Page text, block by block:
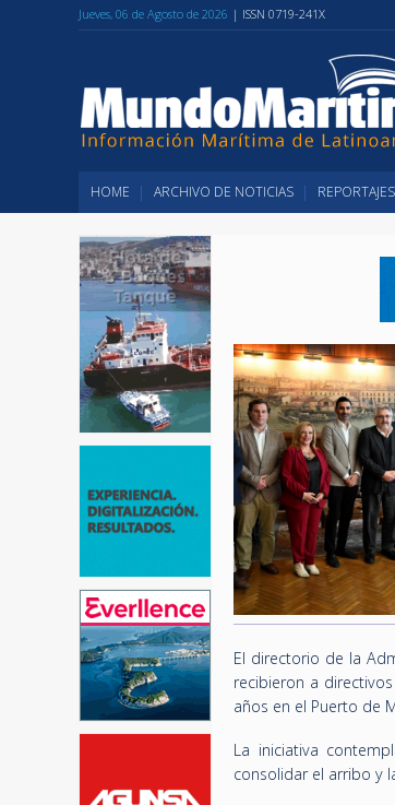
Jueves, 06 de Agosto de 2026 | ISSN 0719-241X
HOME ARCHIVO DE NOTICIAS REPORTAJES
El directorio de la
recibieron a
años en el Puerto de
La iniciativa
consolidar el arribo y